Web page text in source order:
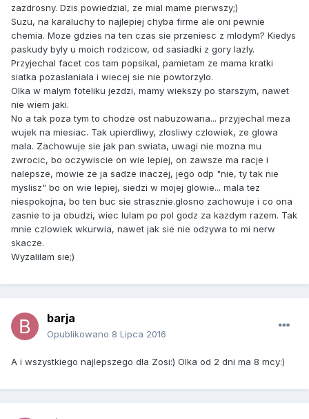
zazdrosny. Dzis powiedzial, ze mial mame pierwszy;)
Suzu, na karaluchy to najlepiej chyba firme ale oni pewnie
chemia. Moze gdzies na ten czas sie przeniesc z mlodym? Kiedys
paskudy byly u moich rodzicow, od sasiadki z gory lazly.
Przyjechal facet cos tam popsikal, pamietam ze mama kratki
siatka pozaslaniala i wiecej sie nie powtorzylo.
Olka w malym foteliku jezdzi, mamy wiekszy po starszym, nawet
nie wiem jaki.
No a tak poza tym to chodze ost nabuzowana... przyjechal meza
wujek na miesiac. Tak upierdliwy, zlosliwy czlowiek, ze glowa
mala. Zachowuje sie jak pan swiata, uwagi nie mozna mu
zwrocic, bo oczywiscie on wie lepiej, on zawsze ma racje i
nalepsze, mowie ze ja sadze inaczej, jego odp "nie, ty tak nie
myslisz" bo on wie lepiej, siedzi w mojej glowie... mala tez
niespokojna, bo ten buc sie strasznie.glosno zachowuje i co ona
zasnie to ja obudzi, wiec lulam po pol godz za kazdym razem. Tak
mnie czlowiek wkurwia, nawet jak sie nie odzywa to mi nerw
skacze.
Wyzalilam sie;)
barja
Opublikowano 8 Lipca 2016
A i wszystkiego najlepszego dla Zosi:) Olka od 2 dni ma 8 mcy:)